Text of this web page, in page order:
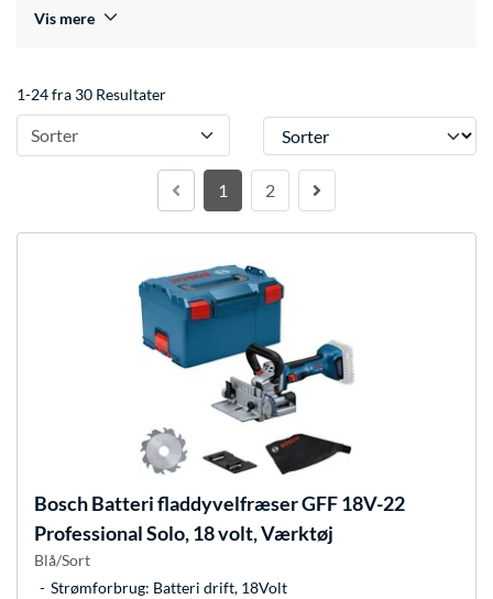
Vis mere
1-24 fra 30 Resultater
Sorter Sorter
1 2
BoschBatteri fladdyvelfræser GFF 18V-22
Professional Solo, 18 volt, Værktøj
Blå/Sort
Strømforbrug: Batteri drift, 18Volt